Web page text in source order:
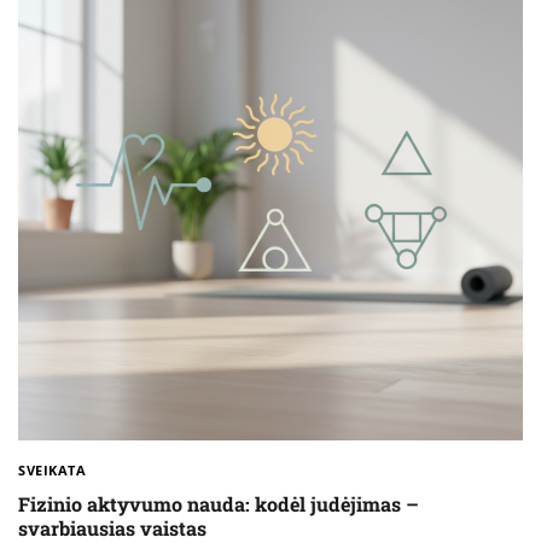
SVEIKATA
Fizinio aktyvumo nauda: kodėl judėjimas –
svarbiausias vaistas